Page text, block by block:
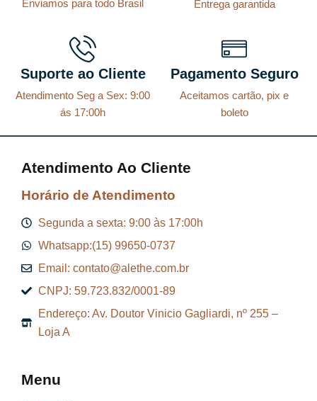
Enviamos para todo Brasil Entrega garantida
Suporte ao Cliente
Atendimento Seg a Sex: 9:00
ás 17:00h
Pagamento Seguro
Aceitamos cartão, pix e
boleto
Atendimento Ao Cliente
Horário de Atendimento
Segunda a sexta: 9:00 às 17:00h
Whatsapp:(15) 99650-0737
Email: contato@alethe.com.br
CNPJ: 59.723.832/0001-89
Endereço: Av. Doutor Vinicio Gagliardi, nº 255 –
Loja A
Menu